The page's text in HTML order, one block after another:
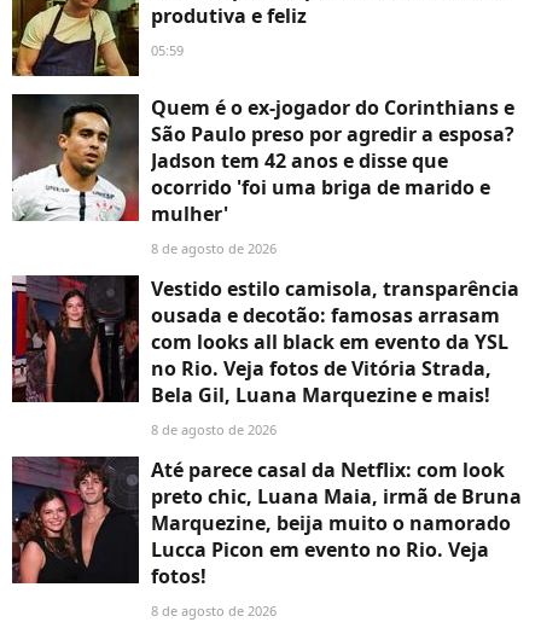
produtiva e feliz
05:59
Quem é o ex-jogador do Corinthians e
São Paulo preso por agredir a esposa?
Jadson tem 42 anos e disse que
ocorrido 'foi uma briga de marido e
mulher'
8 de agosto de 2026
Vestido estilo camisola, transparência
ousada e decotão: famosas arrasam
com looks all black em evento da YSL
no Rio. Veja fotos de Vitória Strada,
Bela Gil, Luana Marquezine e mais!
8 de agosto de 2026
Até parece casal da Netflix: com look
preto chic, Luana Maia, irmã de Bruna
Marquezine, beija muito o namorado
Lucca Picon em evento no Rio. Veja
fotos!
8 de agosto de 2026